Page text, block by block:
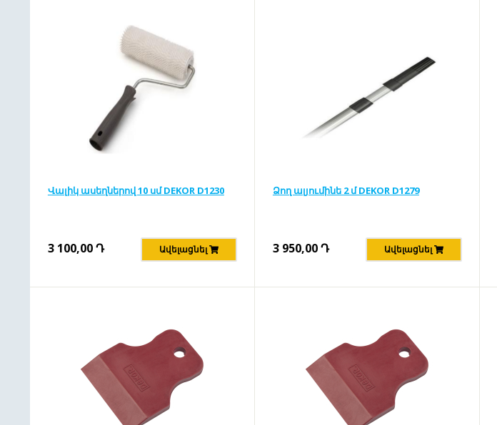
Վալիկ ասեղներով 10 սմ DEKOR D1230
3 100,00Դ Ավելացնել
Ձող ալյումինե 2 մ DEKOR D1279
3 950,00Դ Ավելացնել